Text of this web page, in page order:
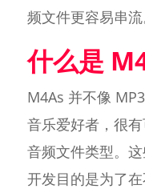
频文件更容易串流
什么是
M4As 并不像
音乐爱好者，很
音频文件类型。
开发目的是为了